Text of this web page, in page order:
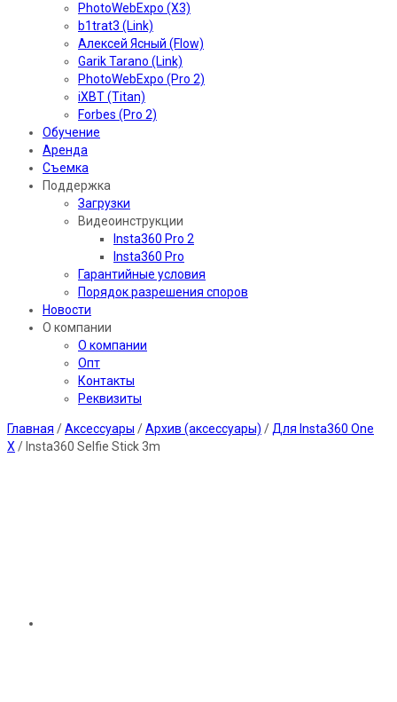
PhotoWebExpo (X3)
b1trat3 (Link)
Алексей Ясный (Flow)
Garik Tarano (Link)
PhotoWebExpo (Pro 2)
iXBT (Titan)
Forbes (Pro 2)
Обучение
Аренда
Съемка
Поддержка
Загрузки
Видеоинструкции
Insta360 Pro 2
Insta360 Pro
Гарантийные условия
Порядок разрешения споров
Новости
О компании
О компании
Опт
Контакты
Реквизиты
Главная /Аксессуары /Архив (аксессуары) / Для Insta360 One
X / Insta360 Selfie Stick 3m